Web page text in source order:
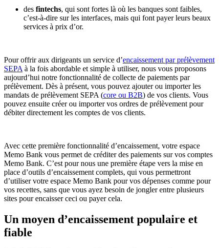
des fintechs, qui sont fortes là où les banques sont faibles,
c’est-à-dire sur les interfaces, mais qui font payer leurs beaux
services à prix d’or.
Pour offrir aux dirigeants un service d’encaissement par prélèvement
SEPA à la fois abordable et simple à utiliser, nous vous proposons
aujourd’hui notre fonctionnalité de collecte de paiements par
prélèvement. Dès à présent, vous pouvez ajouter ou importer les
mandats de prélèvement SEPA (core ou B2B) de vos clients. Vous
pouvez ensuite créer ou importer vos ordres de prélèvement pour
débiter directement les comptes de vos clients.
Avec cette première fonctionnalité d’encaissement, votre espace
Memo Bank vous permet de créditer des paiements sur vos comptes
Memo Bank. C’est pour nous une première étape vers la mise en
place d’outils d’encaissement complets, qui vous permettront
d’utiliser votre espace Memo Bank pour vos dépenses comme pour
vos recettes, sans que vous ayez besoin de jongler entre plusieurs
sites pour encaisser ceci ou payer cela.
Un moyen d’encaissement populaire et
fiable